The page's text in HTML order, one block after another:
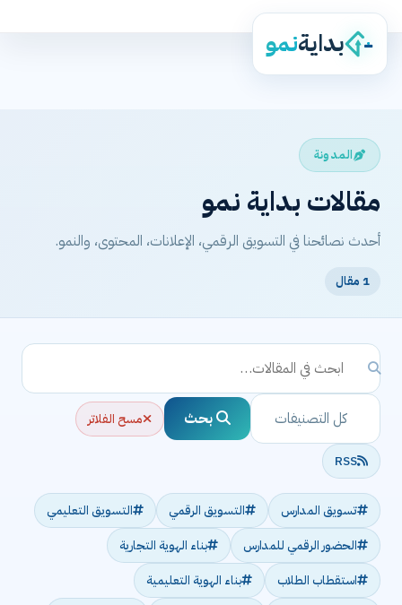
بدايةنمو
المدونة
مقالات بداية نمو
أحدث نصائحنا في التسويق الرقمي، الإعلانات، المحتوى، والنمو.
1 مقال
بحث مسح الفلاتر
RSS
تسويق المدارس التسويق الرقمي
التسويق التعليمي
الحضور الرقمي للمدارس
بناء الهوية التجارية
استقطاب الطلاب
بناء الهوية التعليمية